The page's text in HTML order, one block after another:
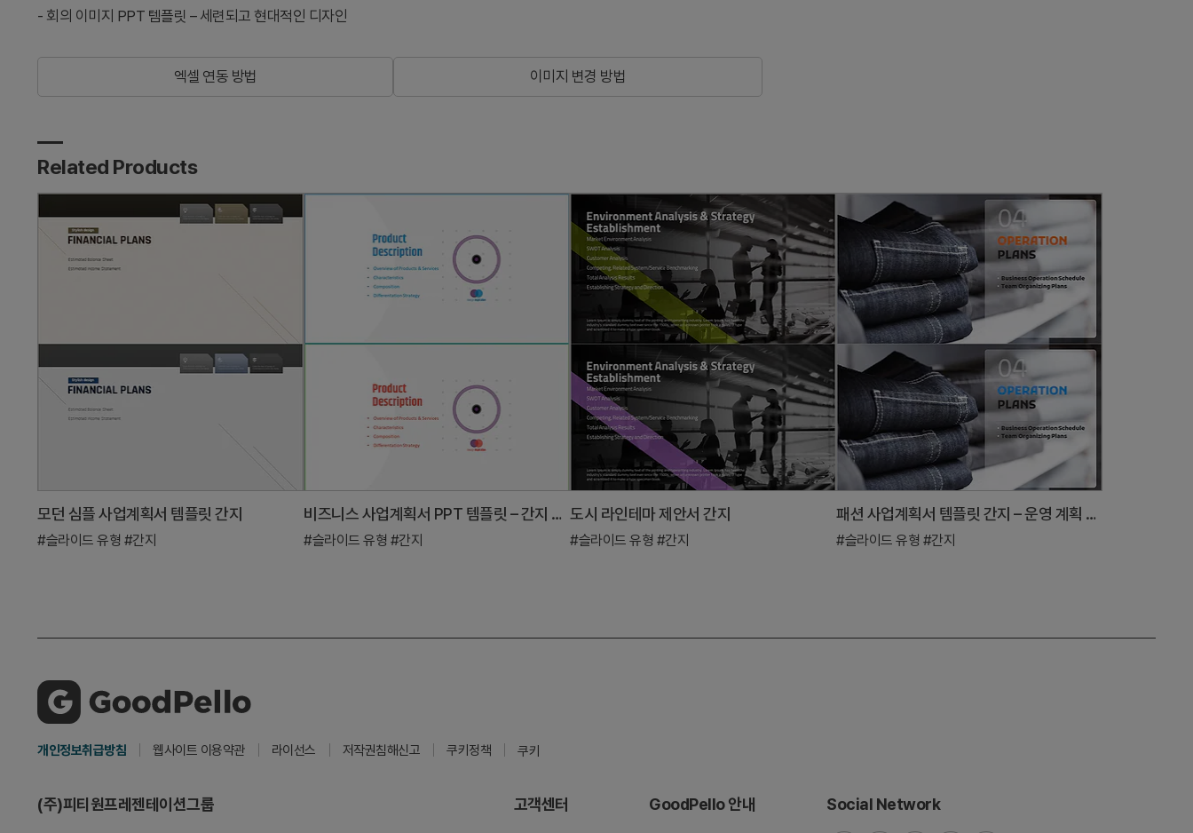
- 회의 이미지 PPT 템플릿 – 세련되고 현대적인 디자인
엑셀 연동 방법 이미지 변경 방법
Related Products
모던 심플 사업계획서 템플릿 간지
#슬라이드 유형 #간지
비즈니스 사업계획서 PPT 템플릿 – 간지 있는 구성
#슬라이드 유형 #간지
도시 라인테마 제안서 간지
#슬라이드 유형 #간지
패션 사업계획서 템플릿 간지 – 운영 계획 강조
#슬라이드 유형 #간지
개인정보취급방침 웹사이트 이용약관 라이선스 저작권침해신고 쿠키정책 쿠키
(주)피티원프레젠테이션그룹 Social Network
고객센터 GoodPello 안내